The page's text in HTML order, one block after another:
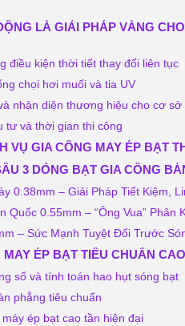
LÀ GIẢI PHÁP VÀNG
điều kiện thời tiết thay đổi liên tục
chọi hơi muối và tia UV
nhận diện thương hiệu cho cơ sở
tư và thời gian thi công
VỤ GIA CÔNG MAY ÉP BẠT
3 DÒNG BẠT GIA CÔNG
0.38mm – Giải Pháp Tiết Kiệm,
Quốc 0.55mm – “Ông Vua” Phân
– Sức Mạnh Tuyệt Đối Trước
MAY ÉP BẠT TIÊU CHUẨN
số và tính toán hao hụt sóng bạt
phẳng tiêu chuẩn
ép bạt cao tần hiện đại